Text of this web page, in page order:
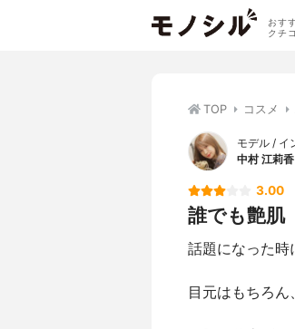
おす
クチ
TOP コスメ
モデル / イ
中村 江莉香
3.00
誰でも艶肌
話題になった時
目元はもちろん